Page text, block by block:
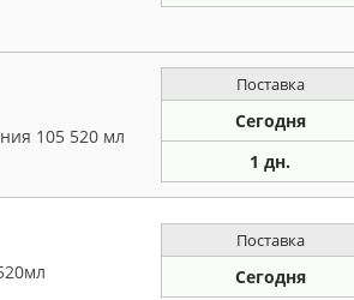
105 520 мл
Поставка
Сегодня
1 дн.
Поставка
Сегодня